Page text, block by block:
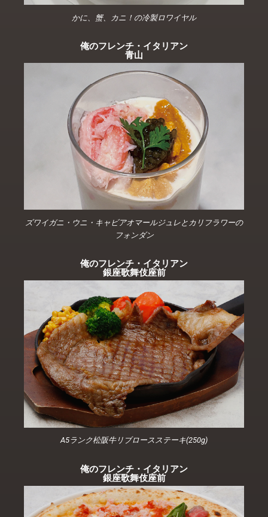
かに、蟹、カニ！の冷製ロワイヤル
俺のフレンチ・イタリアン
青山
ズワイガニ・ウニ・キャビアオマールジュレとカリフラワーの
フォンダン
俺のフレンチ・イタリアン
銀座歌舞伎座前​
A5ランク松阪牛リブロースステーキ(250g)
俺のフレンチ・イタリアン
銀座歌舞伎座前​